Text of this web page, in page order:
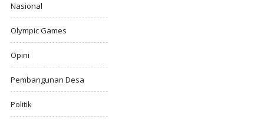
Nasional
Olympic Games
Opini
Pembangunan Desa
Politik